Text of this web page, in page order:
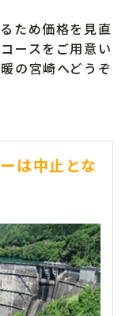
ため価格を見直
ースをご用意い
の宮崎へどうぞ
は中止とな